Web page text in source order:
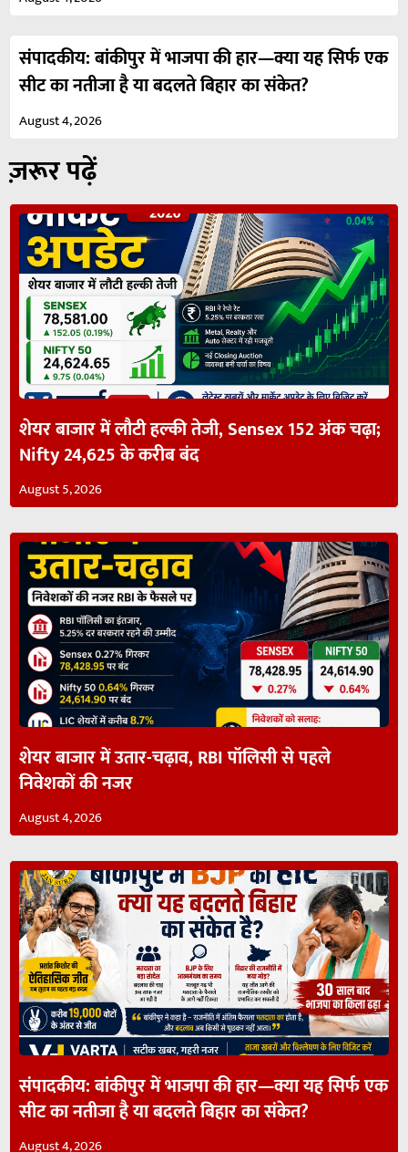
संपादकीय: बांकीपुर में भाजपा की हार—क्या यह सिर्फ एक
सीट का नतीजा है या बदलते बिहार का संकेत?
August 4, 2026
ज़रूर पढ़ें
शेयर बाजार में लौटी हल्की तेजी, Sensex 152 अंक चढ़ा;
Nifty 24,625 के करीब बंद
August 5, 2026
शेयर बाजार में उतार-चढ़ाव, RBI पॉलिसी से पहले
निवेशकों की नजर
August 4, 2026
संपादकीय: बांकीपुर में भाजपा की हार—क्या यह सिर्फ एक
सीट का नतीजा है या बदलते बिहार का संकेत?
August 4, 2026